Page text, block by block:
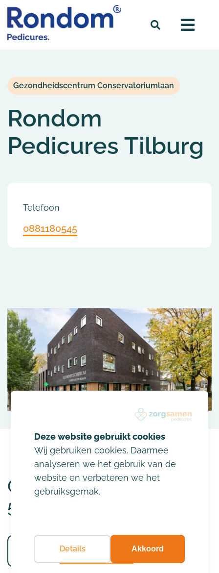
Gezondheidscentrum Conservatoriumlaan
Rondom
Pedicures Tilburg
Telefoon
0881180545
Conservatoriumlaan 60
5037 DT, Tilburg
Bekijk op google maps
Wij gebruiken cookies. Daarmee
analyseren we het gebruik van de
website en verbeteren we het
gebruiksgemak.
Details Akkoord